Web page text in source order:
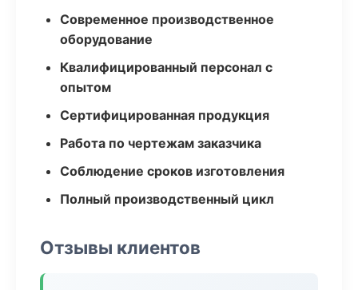
Современное производственное
оборудование
Квалифицированный персонал с
опытом
Сертифицированная продукция
Работа по чертежам заказчика
Соблюдение сроков изготовления
Полный производственный цикл
Отзывы клиентов